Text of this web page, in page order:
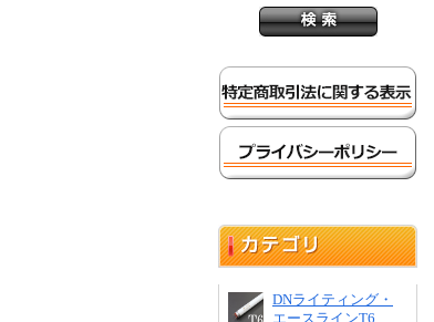
DNライティング・
エースラインT6